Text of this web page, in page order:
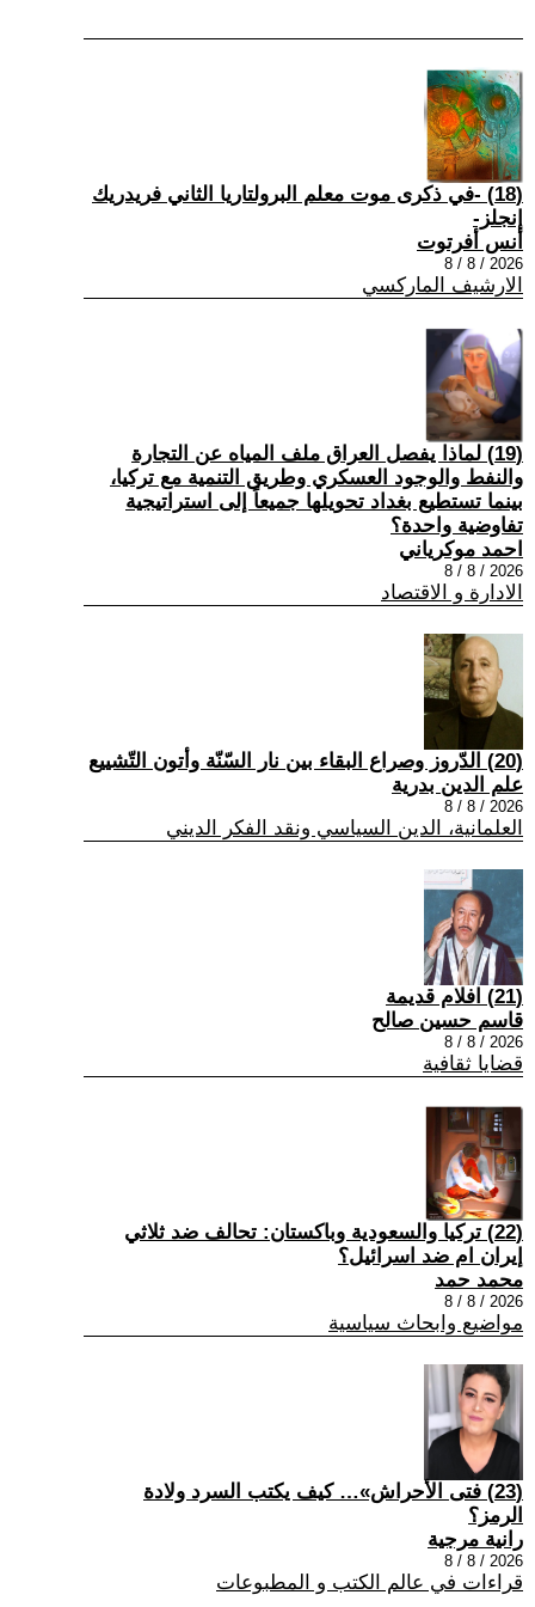
(18) -في ذكرى موت معلم البرولتاريا الثاني فريدريك
إنجلز-
أنس أفرتوت
2026 / 8 / 8
الارشيف الماركسي
(19) لماذا يفصل العراق ملف المياه عن التجارة
والنفط والوجود العسكري وطريق التنمية مع تركيا،
بينما تستطيع بغداد تحويلها جميعاً إلى استراتيجية
تفاوضية واحدة؟
احمد موكرياني
2026 / 8 / 8
الادارة و الاقتصاد
(20) الدّروز وصراع البقاء بين نار السّنّة وأتون التّشييع
علم الدين بدرية
2026 / 8 / 8
العلمانية، الدين السياسي ونقد الفكر الديني
(21) افلام قديمة
قاسم حسين صالح
2026 / 8 / 8
قضايا ثقافية
(22) تركيا والسعودية وباكستان: تحالف ضد ثلاثي
إيران ام ضد اسرائيل؟
محمد حمد
2026 / 8 / 8
مواضيع وابحاث سياسية
(23) فتى الأحراش»… كيف يكتب السرد ولادة
الرمز؟
رانية مرجية
2026 / 8 / 8
قراءات في عالم الكتب و المطبوعات